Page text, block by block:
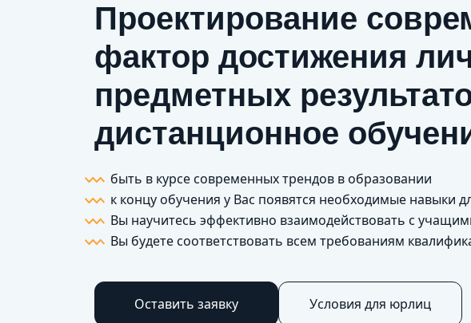
Проектирование
фактор достижения
предметных
дистанционное
быть в курсе современных трендов в образовании
к концу обучения у Вас появятся необходимые навыки
Вы научитесь эффективно взаимодействовать с
Вы будете соответствовать всем требованиям
Оставить заявку Условия для юрлиц